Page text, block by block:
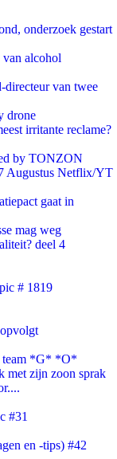
onderzoek gestart
alcohol
directeur van twee
drone
irritante reclame?
by TONZON
Augustus Netflix/YT
gaat in
mag weg
deel 4
# 1819
team *G* *O*
met zijn zoon sprak
#31
en -tips) #42